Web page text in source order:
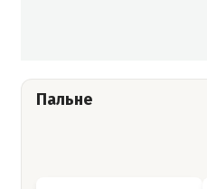
Пальне